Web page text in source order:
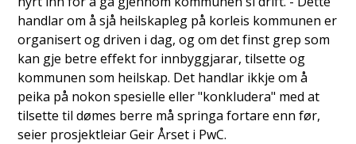
handlar om å sjå heilskapleg på korleis kommunen er
organisert og driven i dag, og om det finst grep som
kan gje betre effekt for innbyggjarar, tilsette og
kommunen som heilskap. Det handlar ikkje om å
peika på nokon spesielle eller "konkludera" med at
tilsette til dømes berre må springa fortare enn før,
seier prosjektleiar Geir Årset i PwC.